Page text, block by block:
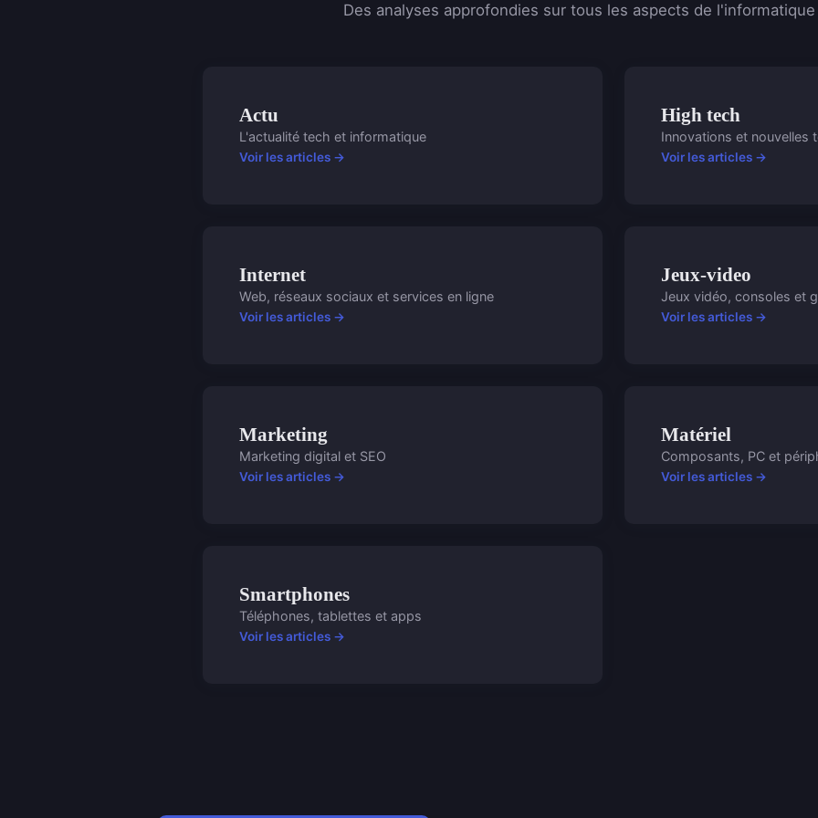
Des analyses approfondies sur tous les aspects de
Actu
L'actualité tech et informatique
Voir les articles →
High tech
Innovations et nouvelles
Voir les articles →
Internet
Web, réseaux sociaux et services en ligne
Voir les articles →
Jeux-video
Jeux vidéo, consoles et
Voir les articles →
Marketing
Marketing digital et SEO
Voir les articles →
Matériel
Composants, PC et
Voir les articles →
Smartphones
Téléphones, tablettes et apps
Voir les articles →